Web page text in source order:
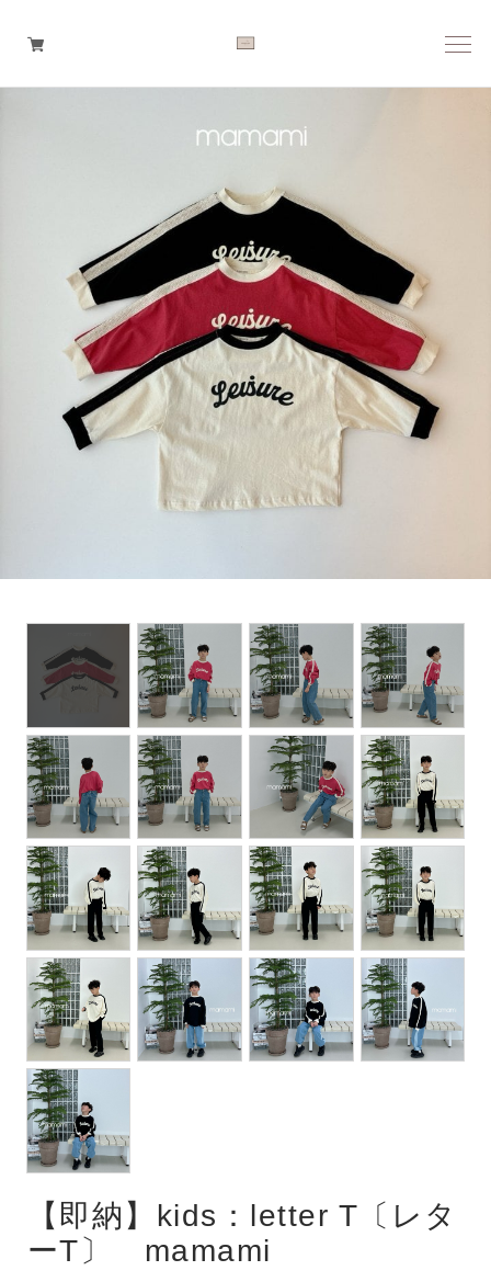
Baby
Brand
Tops
Bottoms
Room wear
Hat / Cap
Socks
Shoes
Bag
Accessories / Goods
Swimwear
サイズ検索
【即納】kids：letter T〔レタ
ーT〕 mamami